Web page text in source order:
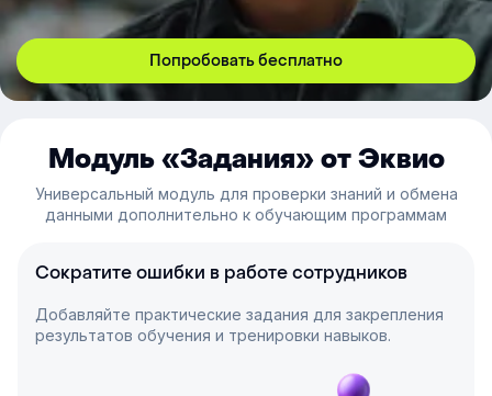
Попробовать бесплатно
Модуль «Задания» от Эквио
Универсальный модуль для проверки знаний и обмена
данными дополнительно к обучающим программам
Сократите ошибки в работе сотрудников
Добавляйте практические задания для закрепления
результатов обучения и тренировки навыков.